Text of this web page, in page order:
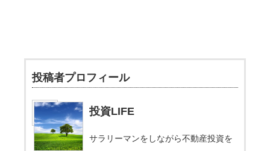
投稿者プロフィール
投資LIFE
サラリーマンをしながら不動産投資を